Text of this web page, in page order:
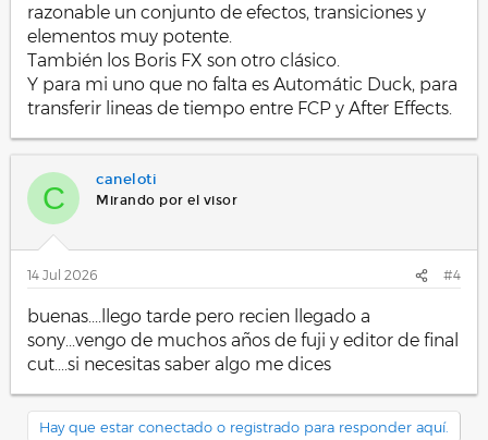
razonable un conjunto de efectos, transiciones y
elementos muy potente.
También los Boris FX son otro clásico.
Y para mi uno que no falta es Automátic Duck, para
transferir lineas de tiempo entre FCP y After Effects.
C
caneloti
Mirando por el visor
14 Jul 2026 #4
buenas....llego tarde pero recien llegado a
sony...vengo de muchos años de fuji y editor de final
cut....si necesitas saber algo me dices
Hay que estar conectado o registrado para responder aquí.